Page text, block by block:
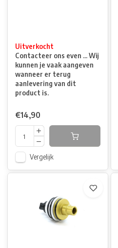
Uitverkocht
Contacteer ons even ... Wij
kunnen je vaak aangeven
wanneer er terug
aanlevering van dit
product is.
€14,90
Vergelijk